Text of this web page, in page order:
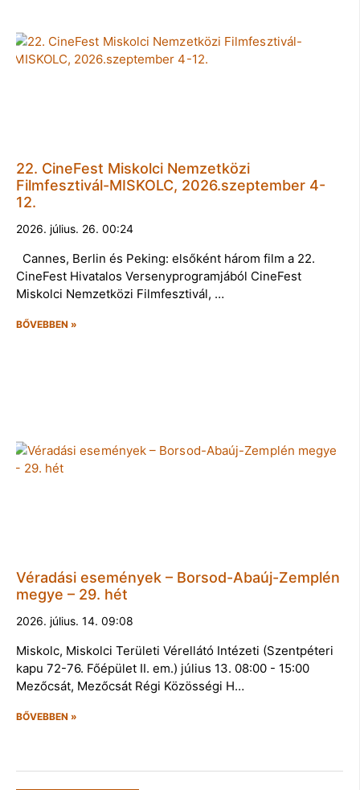
22. CineFest Miskolci Nemzetközi
Filmfesztivál-MISKOLC, 2026.szeptember 4-
12.
2026. július. 26. 00:24
Cannes, Berlin és Peking: elsőként három film a 22.
CineFest Hivatalos Versenyprogramjából CineFest
Miskolci Nemzetközi Filmfesztivál, …
BŐVEBBEN »
Véradási események – Borsod-Abaúj-Zemplén
megye – 29. hét
2026. július. 14. 09:08
Miskolc, Miskolci Területi Vérellátó Intézeti (Szentpéteri
kapu 72-76. Főépület II. em.) július 13. 08:00 - 15:00
Mezőcsát, Mezőcsát Régi Közösségi H…
BŐVEBBEN »